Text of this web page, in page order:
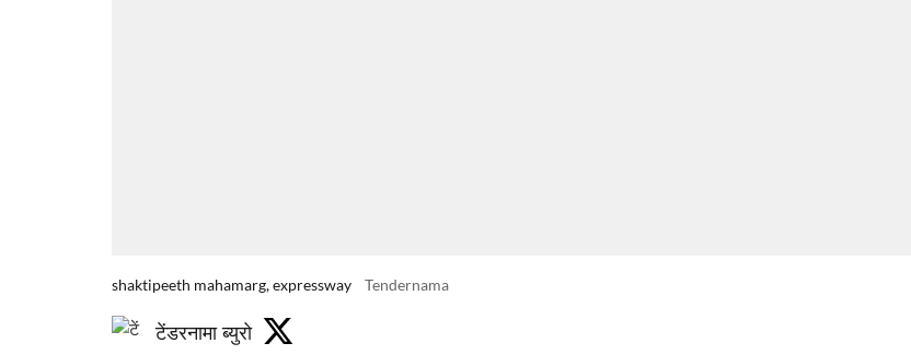
shaktipeeth mahamarg, expressway Tendernama
टेंडरनामा ब्युरो